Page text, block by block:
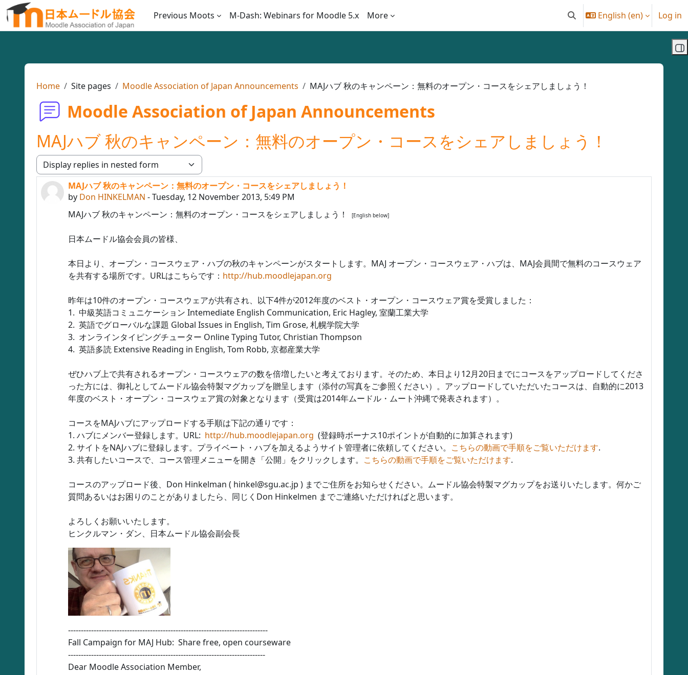
Skip to main content
Previous Moots
M-Dash: Webinars for Moodle 5.x More Toggle search input
English ‎(en)‎ Log in
Home Site pages Moodle Association of Japan Announcements MAJハブ 秋のキャンペーン：無料のオープン・コースをシェアしましょう！
Moodle Association of Japan Announcements
MAJハブ 秋のキャンペーン：無料のオープン・コースをシェアしましょう！
Display mode
MAJハブ 秋のキャンペーン：無料のオープン・コースをシェアしましょう！
by Don HINKELMAN -Tuesday, 12 November 2013, 5:49 PM
Number of replies: 0
MAJハブ 秋のキャンペーン：無料のオープン・コースをシェアしましょう！ [English below]
日本ムードル協会会員の皆様、
本日より、オープン・コースウェア・ハブの秋のキャンペーンがスタートします。MAJ オープン・コースウェア・ハブは、MAJ会員間で無料のコースウェア
を共有する場所です。URLはこちらです： http://hub.moodlejapan.org
昨年は10件のオープン・コースウェアが共有され、以下4件が2012年度のベスト・オープン・コースウェア賞を受賞しました：
1. 中級英語コミュニケーション Intemediate English Communication, Eric Hagley, 室蘭工業大学
2. 英語でグローバルな課題 Global Issues in English, Tim Grose, 札幌学院大学
3. オンラインタイピングチューター Online Typing Tutor, Christian Thompson
4. 英語多読 Extensive Reading in English, Tom Robb, 京都産業大学
ぜひハブ上で共有されるオープン・コースウェアの数を倍増したいと考えております。そのため、本日より12月20日までにコースをアップロードしてくださ
った方には、御礼としてムードル協会特製マグカップを贈呈します（添付の写真をご参照ください）。アップロードしていただいたコースは、自動的に2013
年度のベスト・オープン・コースウェア賞の対象となります（受賞は2014年ムードル・ムート沖縄で発表されます）。
コースをMAJハブにアップロードする手順は下記の通りです：
1. ハブにメンバー登録します。URL: http://hub.moodlejapan.org (登録時ボーナス10ポイントが自動的に加算されます)
2. サイトをNAJハブに登録します。プライベート・ハブを加えるようサイト管理者に依頼してください。 こちらの動画で手順をご覧いただけます.
3. 共有したいコースで、コース管理メニューを開き「公開」をクリックします。 こちらの動画で手順をご覧いただけます.
コースのアップロード後、Don Hinkelman ( hinkel@sgu.ac.jp ) までご住所をお知らせください。ムードル協会特製マグカップをお送りいたします。何かご
質問あるいはお困りのことがありましたら、同じくDon Hinkelmen までご連絡いただければと思います。
よろしくお願いいたします。
ヒンクルマン・ダン、日本ムードル協会副会長
------------------------------------------------------------------------------
Fall Campaign for MAJ Hub: Share free, open courseware
-----------------------------------------------------------------------------
Dear Moodle Association Member,